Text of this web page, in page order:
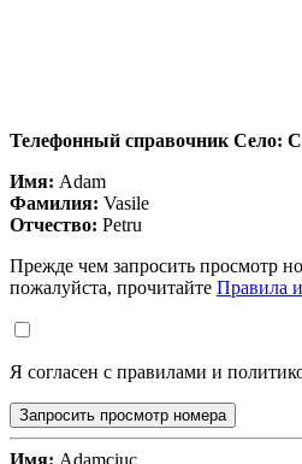
Телефонный справочник Село:
Имя: Adam
Фамилия: Vasile
Отчество: Petru
Прежде чем запросить просмотр
пожалуйста, прочитайте Правила
Я согласен с правилами и
Запросить просмотр номера